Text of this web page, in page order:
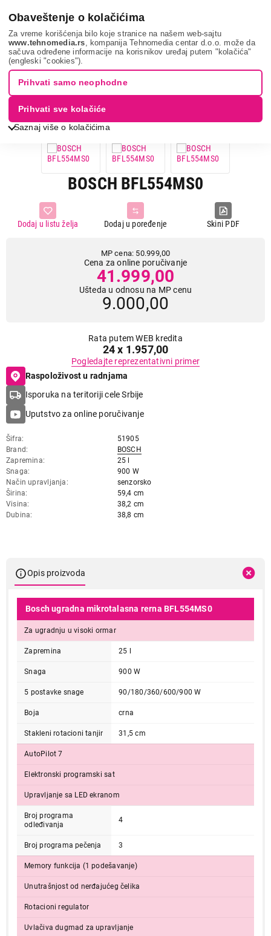
Obaveštenje o kolačićima
Za vreme korišćenja bilo koje stranice na našem web-sajtu
www.tehnomedia.rs , kompanija Tehnomedia centar d.o.o. može da
sačuva određene informacije na korisnikov uređaj putem "kolačića"
(engleski "cookies").
Saznaj više o kolačićima
Prihvati samo neophodne
Prihvati sve kolačiće
Bela tehnika Mikrotalasne rerne
Ugradne mikrotalasne rerne
Bosch bfl554ms0...
18% UŠTEDA.
BOSCH BFL554MS0
Skini PDF
Dodaj u poređenje
Dodaj u listu želja
MP cena: 50.999,00
Cena za online poručivanje
41.999,00
Ušteda u odnosu na MP cenu
9.000,00
Rata putem WEB kredita
24 x 1.957,00
Pogledajte reprezentativni primer
Raspoloživost u radnjama
Isporuka na teritoriji cele Srbije
Uputstvo za online poručivanje
Šifra
51905
Brand
BOSCH
Zapremina
25 l
Snaga
900 W
Način upravljanja
senzorsko
Širina
59,4 cm
Visina
38,2 cm
Dubina
38,8 cm
Opis proizvoda
Bosch ugradna mikrotalasna rerna BFL554MS0
Za ugradnju u visoki ormar
Zapremina 25 l
Snaga 900 W
5 postavke snage 90/180/360/600/900 W
Boja crna
Stakleni rotacioni tanjir 31,5 cm
AutoPilot 7
Elektronski programski sat
Upravljanje sa LED ekranom
Broj programa
odleđivanja
4
Broj programa pečenja 3
Memory funkcija (1 podešavanje)
Unutrašnjost od nerđajućeg čelika
Rotacioni regulator
Uvlačiva dugmad za upravljanje